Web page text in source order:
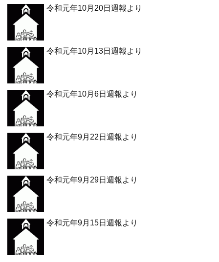
令和元年10月20日週報より
令和元年10月13日週報より
令和元年10月6日週報より
令和元年9月22日週報より
令和元年9月29日週報より
令和元年9月15日週報より